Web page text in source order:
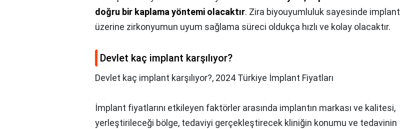
doğru bir kaplama yöntemi olacaktır. Zira biyouyumluluk sayesinde implant
üzerine zirkonyumun uyum sağlama süreci oldukça hızlı ve kolay olacaktır.
Devlet kaç implant karşılıyor?
Devlet kaç implant karşılıyor?, 2024 Türkiye İmplant Fiyatları
İmplant fiyatlarını etkileyen faktörler arasında implantın markası ve kalitesi,
yerleştirileceği bölge, tedaviyi gerçekleştirecek kliniğin konumu ve tedavinin